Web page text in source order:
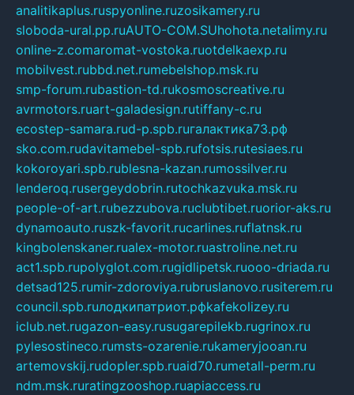
analitikaplus.ruspyonline.ruzosikamery.ru
sloboda-ural.pp.ruAUTO-COM.SUhohota.netalimy.ru
online-z.comaromat-vostoka.ruotdelkaexp.ru
mobilvest.rubbd.net.rumebelshop.msk.ru
smp-forum.rubastion-td.rukosmoscreative.ru
avrmotors.ruart-galadesign.rutiffany-c.ru
ecostep-samara.rud-p.spb.ruгалактика73.рф
sko.com.rudavitamebel-spb.rufotsis.rutesiaes.ru
kokoroyari.spb.rublesna-kazan.rumossilver.ru
lenderoq.rusergeydobrin.rutochkazvuka.msk.ru
people-of-art.rubezzubova.ruclubtibet.ruorior-aks.ru
dynamoauto.ruszk-favorit.rucarlines.ruflatnsk.ru
kingbolenskaner.rualex-motor.ruastroline.net.ru
act1.spb.rupolyglot.com.rugidlipetsk.ruooo-driada.ru
detsad125.rumir-zdoroviya.rubruslanovo.rusiterem.ru
council.spb.ruлодкипатриот.рфkafekolizey.ru
iclub.net.rugazon-easy.rusugarepilekb.rugrinox.ru
pylesostineco.rumsts-ozarenie.rukameryjooan.ru
artemovskij.rudopler.spb.ruaid70.rumetall-perm.ru
ndm.msk.ruratingzooshop.ruapiaccess.ru